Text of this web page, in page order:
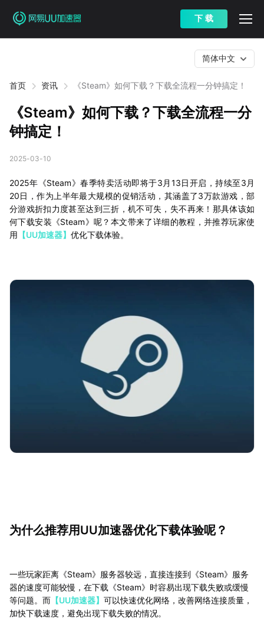
下 载
首页 资讯 《Steam》如何下载？下载全流程一分钟搞定！
简体中文
《Steam》如何下载？下载全流程一分
钟搞定！
2025-03-10
2025年《Steam》春季特卖活动即将于3月13日开启，持续至3月
20日，作为上半年最大规模的促销活动，其涵盖了3万款游戏，部
分游戏折扣力度甚至达到三折，机不可失，失不再来！那具体该如
何下载安装《Steam》呢？本文带来了详细的教程，并推荐玩家使
用 【UU加速器】 优化下载体验。
为什么推荐用UU加速器优化下载体验呢？
一些玩家距离《Steam》服务器较远，直接连接到《Steam》服务
器的速度可能较慢，在下载《Steam》时容易出现下载失败或缓慢
等问题。而 【UU加速器】 可以快速优化网络，改善网络连接质量，
加快下载速度，避免出现下载失败的情况。